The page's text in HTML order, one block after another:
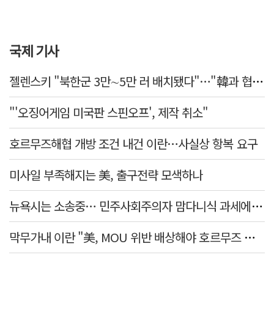
국제 기사
젤렌스키 "북한군 3만∼5만 러 배치됐다"…"韓과 협력 위해 접촉 중"
"'오징어게임 미국판 스핀오프', 제작 취소"
호르무즈해협 개방 조건 내건 이란…사실상 항복 요구
미사일 부족해지는 美, 출구전략 모색하나
뉴욕시는 소송중… 민주사회주의자 맘다니식 과세에 저항 잇따라
막무가내 이란 "美, MOU 위반 배상해야 호르무즈 재개방"